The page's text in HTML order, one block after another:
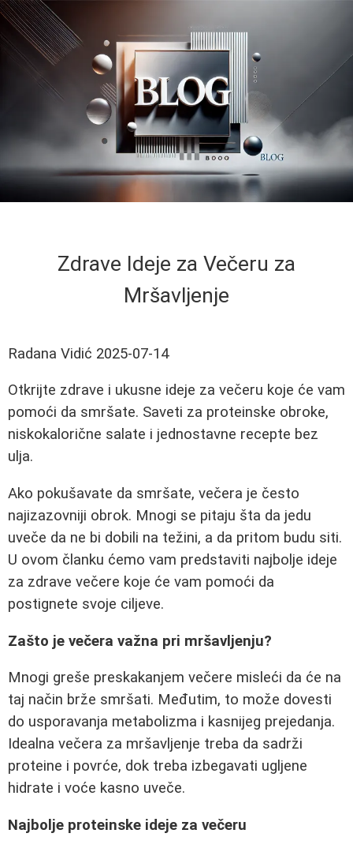
Zdrave Ideje za Večeru za
Mršavljenje
Radana Vidić 2025-07-14
Otkrijte zdrave i ukusne ideje za večeru koje će vam
pomoći da smršate. Saveti za proteinske obroke,
niskokalorične salate i jednostavne recepte bez
ulja.
Ako pokušavate da smršate, večera je često
najizazovniji obrok. Mnogi se pitaju šta da jedu
uveče da ne bi dobili na težini, a da pritom budu siti.
U ovom članku ćemo vam predstaviti najbolje ideje
za zdrave večere koje će vam pomoći da
postignete svoje ciljeve.
Zašto je večera važna pri mršavljenju?
Mnogi greše preskakanjem večere misleći da će na
taj način brže smršati. Međutim, to može dovesti
do usporavanja metabolizma i kasnijeg prejedanja.
Idealna večera za mršavljenje treba da sadrži
proteine i povrće, dok treba izbegavati ugljene
hidrate i voće kasno uveče.
Najbolje proteinske ideje za večeru